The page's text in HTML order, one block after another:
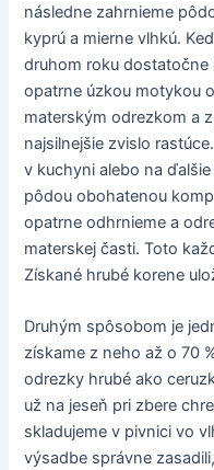
následne zahrnieme
kyprú a mierne vlhkú.
druhom roku dostatočne
opatrne úzkou motykou
materským odrezkom a
najsilnejšie zvislo
v kuchyni alebo na
pôdou obohatenou
opatrne odhrnieme a
materskej časti. Toto
Získané hrubé korene
Druhým spôsobom je
získame z neho až o 70
odrezky hrubé ako
už na jeseň pri zbere
skladujeme v pivnici vo
výsadbe správne